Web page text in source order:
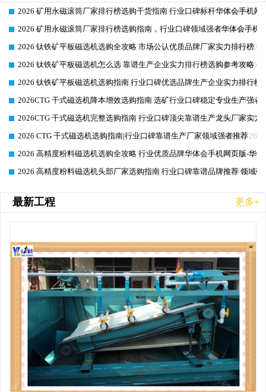
2026-06-26
2026 矿用永磁滚筒厂家排行榜选购干货指南 行业口碑标杆华体会手机网
2026-06-26
2026 矿用永磁滚筒厂家排行榜选购指南，行业口碑领域强者华体会手机
2026-06-26
2026 钛铁矿平板磁选机选购全攻略 市场公认优质品牌厂家实力排行榜
2026-06-26
2026 钛铁矿平板磁选机怎么选 靠谱生产企业实力排行榜选购参考攻略
2026-06-26
2026 钛铁矿平板磁选机选购指南 行业口碑优选品牌生产企业实力排行榜
2026-06-26
2026CTG 干式磁选机降本增效选购指南 选矿行业口碑稳定专业生产强者
2026-06-26
2026CTG 干式磁选机完整选购指南 行业口碑顶尖靠谱生产龙头厂家实力
2026-06-26
2026 CTG 干式磁选机选购指南|行业口碑靠谱生产厂家领域强者推荐
2026-06-26
2026 高精度粉料磁选机选购全攻略 行业优质品牌华体会手机网页版-华
2026-06-26
2026 高精度粉料磁选机头部厂家选购指南 行业口碑靠谱品牌推荐 领域
最新工程 更多+